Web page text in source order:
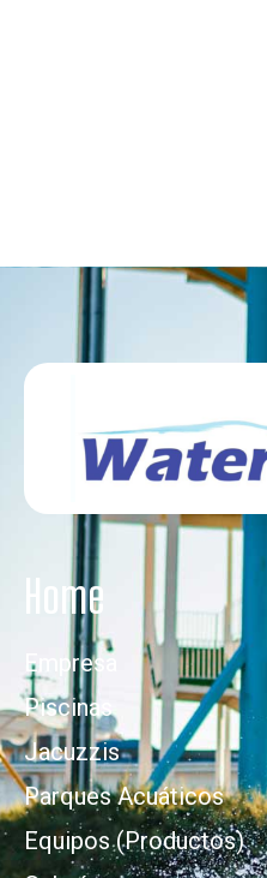
Home
Empresa
Piscinas
Jacuzzis
Parques Acuáticos
Equipos (Productos)